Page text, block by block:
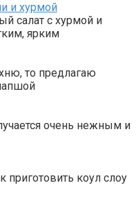
и хурмой
салат с хурмой и
ярким
то предлагаю
очень нежным и
приготовить коул слоу